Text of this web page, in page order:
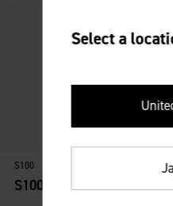
S100
S100NB-BK
Select a